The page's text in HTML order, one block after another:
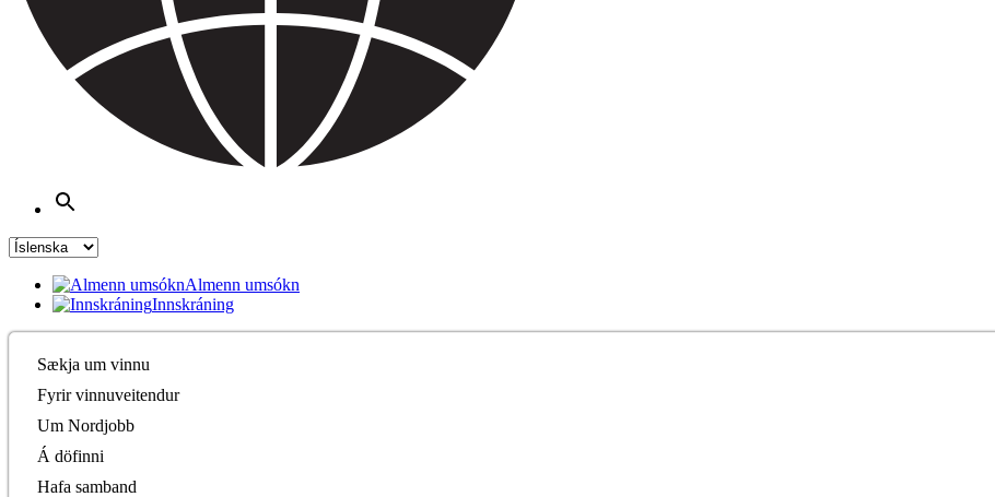
Almenn umsókn
Innskráning
Sækja um vinnu
Fyrir vinnuveitendur
Um Nordjobb
Á döfinni
Hafa samband